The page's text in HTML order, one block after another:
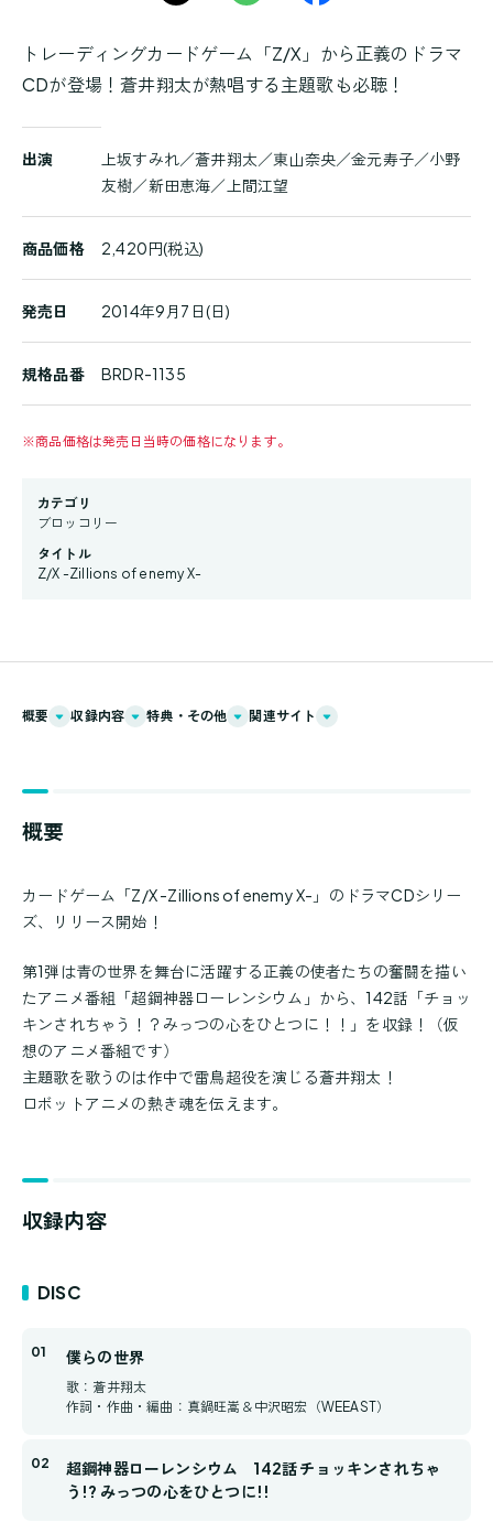
トレーディングカードゲーム「Z/X」から正義のドラマ
CDが登場！蒼井翔太が熱唱する主題歌も必聴！
品
細
出演
上坂すみれ／蒼井翔太／東山奈央／金元寿子／小野
友樹／新田恵海／上間江望
商品価格 2,420円(税込)
発売日 2014年9月7日(日)
規格品番 BRDR-1135
※商品価格は発売日当時の価格になります。
カテゴリ
ブロッコリー
タイトル
Z/X -Zillions of enemy X-
概要 収録内容 特典・その他 関連サイト
概要
カードゲーム「Z/X -Zillions of enemy X-」のドラマCDシリー
ズ、リリース開始！
第1弾は青の世界を舞台に活躍する正義の使者たちの奮闘を描い
たアニメ番組「超鋼神器ローレンシウム」から、142話「チョッ
キンされちゃう！？みっつの心をひとつに！！」を収録！（仮
想のアニメ番組です）
主題歌を歌うのは作中で雷鳥超役を演じる蒼井翔太！
ロボットアニメの熱き魂を伝えます。
収録内容
DISC
僕らの世界
歌：蒼井翔太
作詞・作曲・編曲：真鍋旺嵩＆中沢昭宏（WEEAST）
超鋼神器ローレンシウム 142話 チョッキンされちゃ
う!? みっつの心をひとつに!!